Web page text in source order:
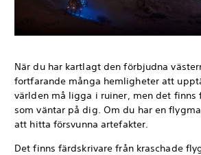
När du har kartlagt den förbjudna
fortfarande många hemligheter att
världen må ligga i ruiner, men det finns
som väntar på dig. Om du har en
att hitta försvunna artefakter.
Det finns färdskrivare från kraschade